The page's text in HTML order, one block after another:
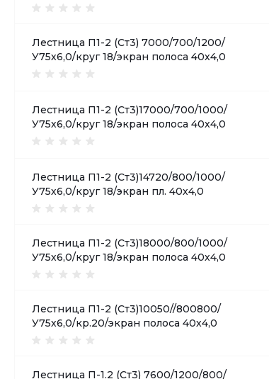
Лестница П1-2 (Ст3) 7000/700/1200/
У75х6,0/круг 18/экран полоса 40х4,0
Лестница П1-2 (Ст3)17000/700/1000/
У75х6,0/круг 18/экран полоса 40х4,0
Лестница П1-2 (Ст3)14720/800/1000/
У75х6,0/круг 18/экран пл. 40х4,0
Лестница П1-2 (Ст3)18000/800/1000/
У75х6,0/круг 18/экран полоса 40х4,0
Лестница П1-2 (Ст3)10050//800800/
У75х6,0/кр.20/экран полоса 40х4,0
Лестница П-1.2 (Ст3) 7600/1200/800/